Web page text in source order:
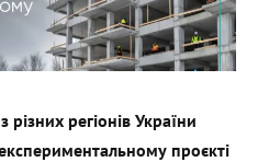
регіонів України
проєкті